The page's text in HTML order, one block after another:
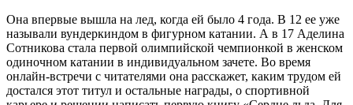
Она впервые вышла на лед, когда ей было 4 года. В 12 ее уже
называли вундеркиндом в фигурном катании. А в 17 Аделина
Сотникова стала первой олимпийской чемпионкой в женском
одиночном катании в индивидуальном зачете. Во время
онлайн-встречи с читателями она расскажет, каким трудом ей
достался этот титул и остальные награды, о спортивной